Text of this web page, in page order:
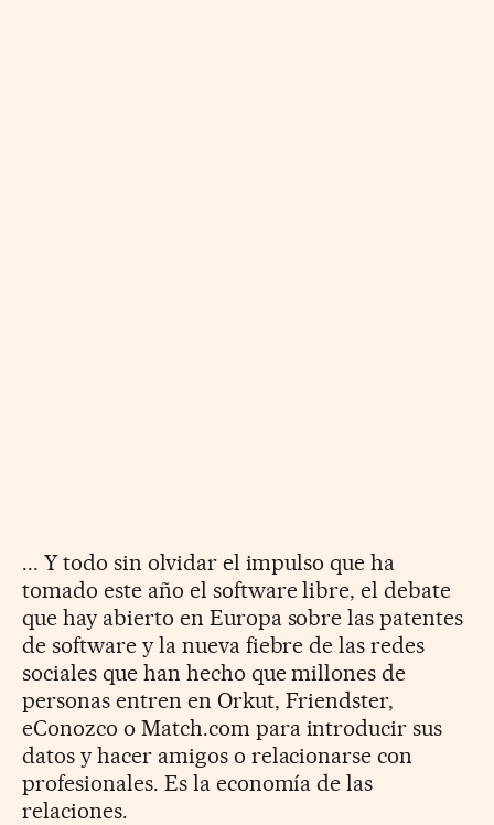
... Y todo sin olvidar el impulso que ha
tomado este año el software libre, el debate
que hay abierto en Europa sobre las patentes
de software y la nueva fiebre de las redes
sociales que han hecho que millones de
personas entren en Orkut, Friendster,
eConozco o Match.com para introducir sus
datos y hacer amigos o relacionarse con
profesionales. Es la economía de las
relaciones.